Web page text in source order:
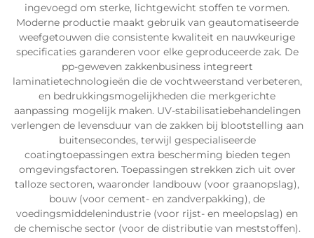
ingevoegd om sterke, lichtgewicht stoffen te vormen.
Moderne productie maakt gebruik van geautomatiseerde
weefgetouwen die consistente kwaliteit en nauwkeurige
specificaties garanderen voor elke geproduceerde zak. De
pp-geweven zakkenbusiness integreert
laminatietechnologieën die de vochtweerstand verbeteren,
en bedrukkingsmogelijkheden die merkgerichte
aanpassing mogelijk maken. UV-stabilisatiebehandelingen
verlengen de levensduur van de zakken bij blootstelling aan
buitensecondes, terwijl gespecialiseerde
coatingtoepassingen extra bescherming bieden tegen
omgevingsfactoren. Toepassingen strekken zich uit over
talloze sectoren, waaronder landbouw (voor graanopslag),
bouw (voor cement- en zandverpakking), de
voedingsmiddelenindustrie (voor rijst- en meelopslag) en
de chemische sector (voor de distributie van meststoffen).